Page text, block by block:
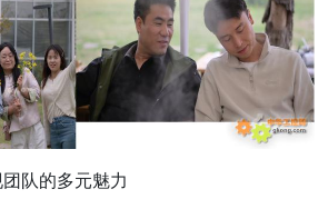
队的多元魅力